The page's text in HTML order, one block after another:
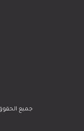
© 2023 جميع